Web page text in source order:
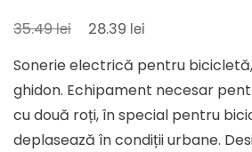
35.49lei
Prețul
a
fost:
35.49 lei.
28.39 lei
este:
28.39 lei.
Sonerie electrică pentru
ghidon. Echipament necesar
cu două roți, în special pentru
deplasează în condiții urbane.